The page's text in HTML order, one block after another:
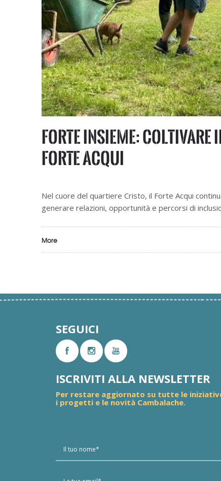
FORTE Insieme:
Forte Acqui
Nel cuore del quartiere Cristo, il Forte Acqui
generare relazioni, opportunità e percorsi di
More
SEGUICI
ISCRIVITI ALLA NEWSLETTER
Per restare aggiornato su tutte le
i progetti e le novità Cambalache.